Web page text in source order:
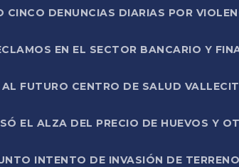
CINCO DENUNCIAS DIARIAS POR
EN EL SECTOR BANCARIO Y
FUTURO CENTRO DE SALUD
EL ALZA DEL PRECIO DE HUEVOS Y
INTENTO DE INVASIÓN DE